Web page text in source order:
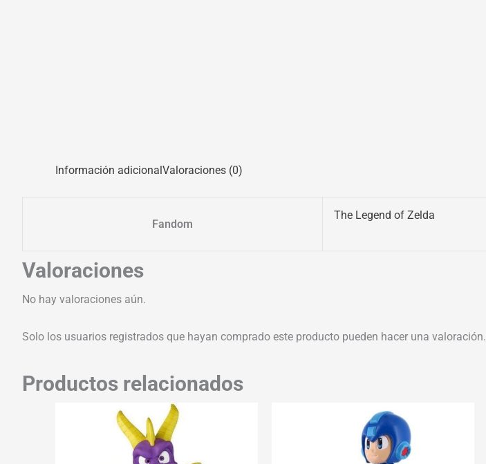
Información adicionalValoraciones (0)
Fandom
The Legend of Zelda
Valoraciones
No hay valoraciones aún.
Solo los usuarios registrados que hayan comprado este producto pueden hacer una valoración.
Productos relacionados